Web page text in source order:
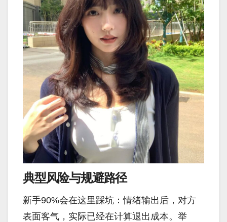
典型风险与规避路径
新手90%会在这里踩坑：情绪输出后，对方
表面客气，实际已经在计算退出成本。举